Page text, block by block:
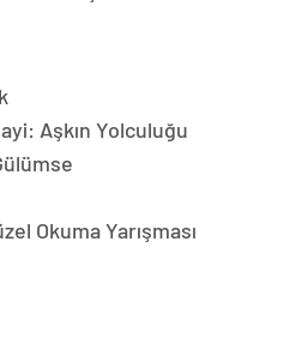
Aşkın Yolculuğu
Okuma Yarışması